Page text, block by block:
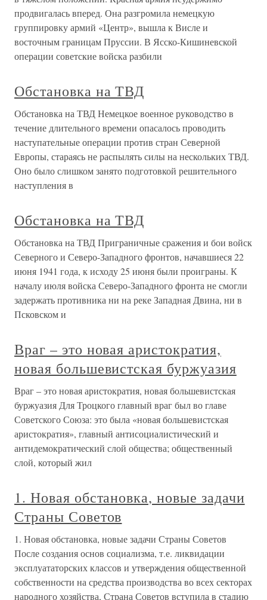
продвигалась вперед. Она разгромила немецкую
группировку армий «Центр», вышла к Висле и
восточным границам Пруссии. В Ясско-Кишиневской
операции советские войска разбили
Обстановка на ТВД
Обстановка на ТВД Немецкое военное руководство в
течение длительного времени опасалось проводить
наступательные операции против стран Северной
Европы, стараясь не распылять силы на нескольких ТВД.
Оно было слишком занято подготовкой решительного
наступления в
Обстановка на ТВД
Обстановка на ТВД Приграничные сражения и бои войск
Северного и Северо-Западного фронтов, начавшиеся 22
июня 1941 года, к исходу 25 июня были проиграны. К
началу июля войска Северо-Западного фронта не смогли
задержать противника ни на реке Западная Двина, ни в
Псковском и
Враг – это новая аристократия,
новая большевистская буржуазия
Враг – это новая аристократия, новая большевистская
буржуазия Для Троцкого главный враг был во главе
Советского Союза: это была «новая большевистская
аристократия», главный антисоциалистический и
антидемократический слой общества; общественный
слой, который жил
1. Новая обстановка, новые задачи
Страны Советов
1. Новая обстановка, новые задачи Страны Советов
После создания основ социализма, т.е. ликвидации
эксплуататорских классов и утверждения общественной
собственности на средства производства во всех секторах
народного хозяйства, Страна Советов вступила в стадию